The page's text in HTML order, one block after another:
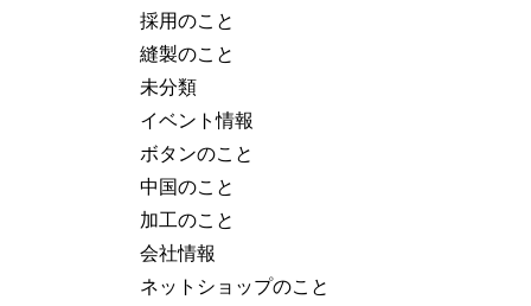
採用のこと
縫製のこと
未分類
イベント情報
ボタンのこと
中国のこと
加工のこと
会社情報
ネットショップのこと